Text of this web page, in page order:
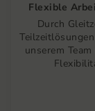
Flexible
Durch
unserem